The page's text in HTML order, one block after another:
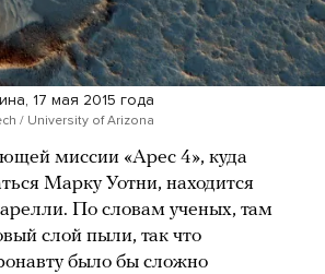
17 мая 2015 года
/ University of Arizona
миссии «Арес 4», куда
Марку Уотни, находится
По словам ученых, там
слой пыли, так что
было бы сложно